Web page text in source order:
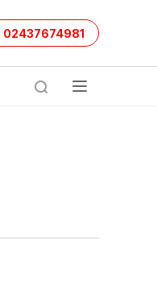
02437674981